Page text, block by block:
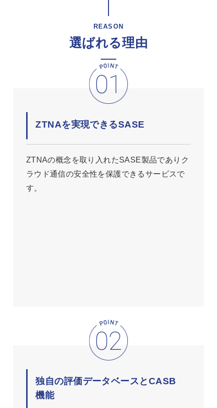
REASON
選ばれる理由
ZTNAを実現できるSASE
ZTNAの概念を取り入れたSASE製品でありク
ラウド通信の安全性を保護できるサービスで
す。
独自の評価データベースとCASB
機能